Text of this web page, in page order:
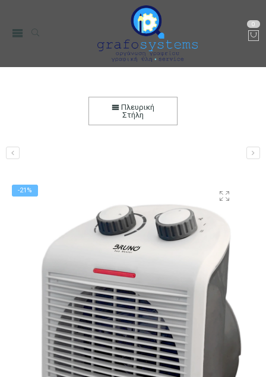
0
Ανεμιστήρα 2000W
Μικρο-Συσκευές Κουζίνας
Αερόθερμα
Πλευρική
Στήλη
-21%